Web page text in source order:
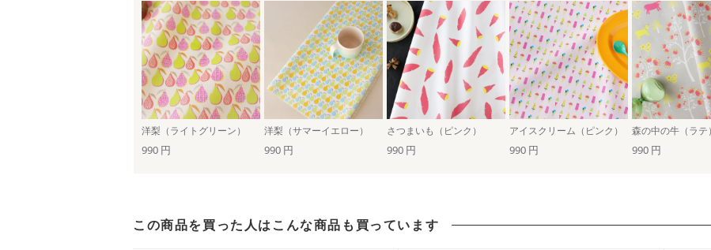
洋梨（ライトグリーン） 洋梨（サマーイエロー） さつまいも（ピンク） アイスクリーム（ピンク） 森の中の牛（ラテ）
990 円 990 円 990 円 990 円 990 円
この商品を買った人はこんな商品も買っています